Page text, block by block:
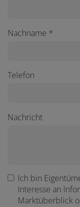
Nachname
Telefon
Nachricht
Ich bin
Interesse an
Marktüberblick